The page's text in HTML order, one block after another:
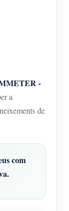
-
a
de
com